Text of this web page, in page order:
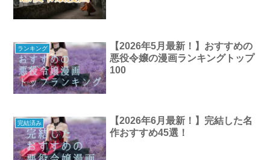
ランキング
【2026年5月最新！】おすすめの
悪役令嬢の漫画ランキングトップ
100
完結済み
【2026年6月最新！】完結した名
作おすすめ45選！